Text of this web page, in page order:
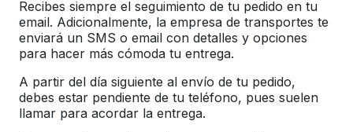
Recibes siempre el seguimiento de tu pedido en tu
email. Adicionalmente, la empresa de transportes te
enviará un SMS o email con detalles y opciones
para hacer más cómoda tu entrega.
A partir del día siguiente al envío de tu pedido,
debes estar pendiente de tu teléfono, pues suelen
llamar para acordar la entrega.